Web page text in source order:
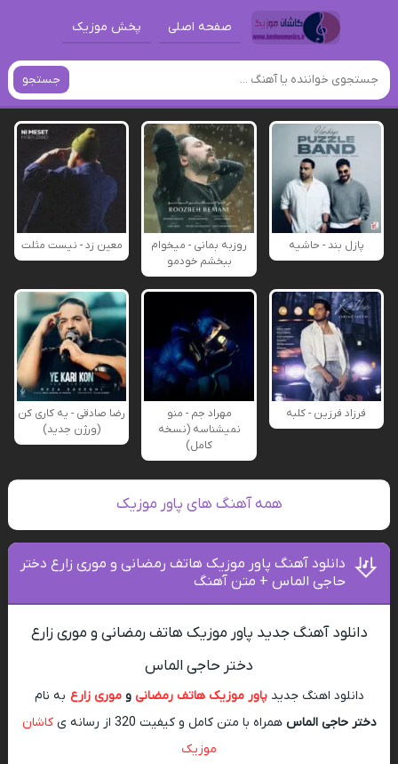
صفحه اصلی پخش موزیک
جستجو
پازل بند - حاشیه
روزبه بمانی - میخوام
ببخشم خودمو
معین زد - نیست مثلت
فرزاد فرزین - کلبه
مهراد جم - منو
نمیشناسه (نسخه
کامل)
رضا صادقی - یه کاری کن
(ورژن جدید)
همه آهنگ های پاور موزیک
دانلود آهنگ پاور موزیک هاتف رمضانی و موری زارع دختر
حاجی الماس + متن آهنگ
دانلود آهنگ جدید پاور موزیک هاتف رمضانی و موری زارع
دختر حاجی الماس
دانلود اهنگ جدیدپاور موزیک هاتف رمضانی وموری زارع به نام
دختر حاجی الماس همراه با متن کامل و کیفیت 320 از رسانه ی
کاشان
موزیک